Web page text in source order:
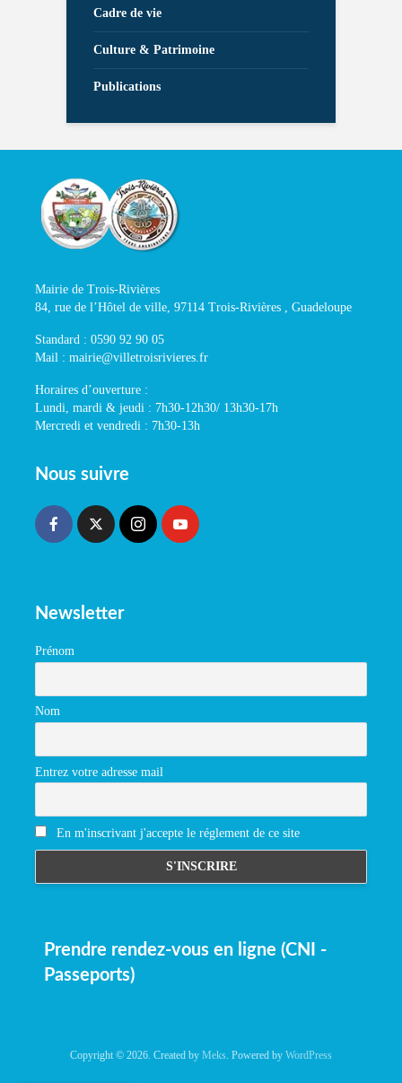
Cadre de vie
Culture & Patrimoine
Publications
Mairie de Trois-Rivières
84, rue de l’Hôtel de ville, 97114 Trois-Rivières , Guadeloupe
Standard : 0590 92 90 05
Mail : mairie@villetroisrivieres.fr
Horaires d’ouverture :
Lundi, mardi & jeudi : 7h30-12h30/ 13h30-17h
Mercredi et vendredi : 7h30-13h
Nous suivre
Newsletter
Prénom
Nom
Entrez votre adresse mail
En m'inscrivant j'accepte le réglement de ce site
Prendre rendez-vous en ligne (CNI -
Passeports)
Copyright © 2026. Created by Meks . Powered by WordPress